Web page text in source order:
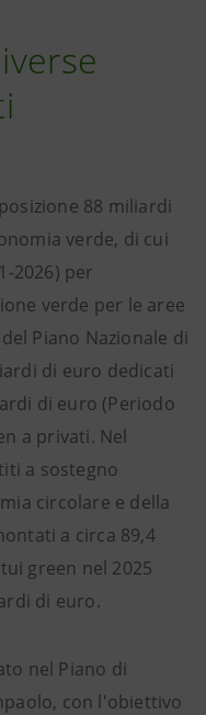
88 miliardi
verde, di cui
2026) per
verde per le aree
Piano Nazionale di
di euro dedicati
di euro (Periodo
a privati. Nel
a sostegno
circolare e della
a circa 89,4
green nel 2025
di euro.
nel Piano di
con l'obiettivo